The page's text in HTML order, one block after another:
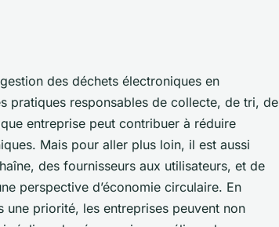
des déchets électroniques en
pratiques responsables de collecte, de tri, de
entreprise peut contribuer à réduire
Mais pour aller plus loin, il est aussi
des fournisseurs aux utilisateurs, et de
perspective d’économie circulaire. En
priorité, les entreprises peuvent non